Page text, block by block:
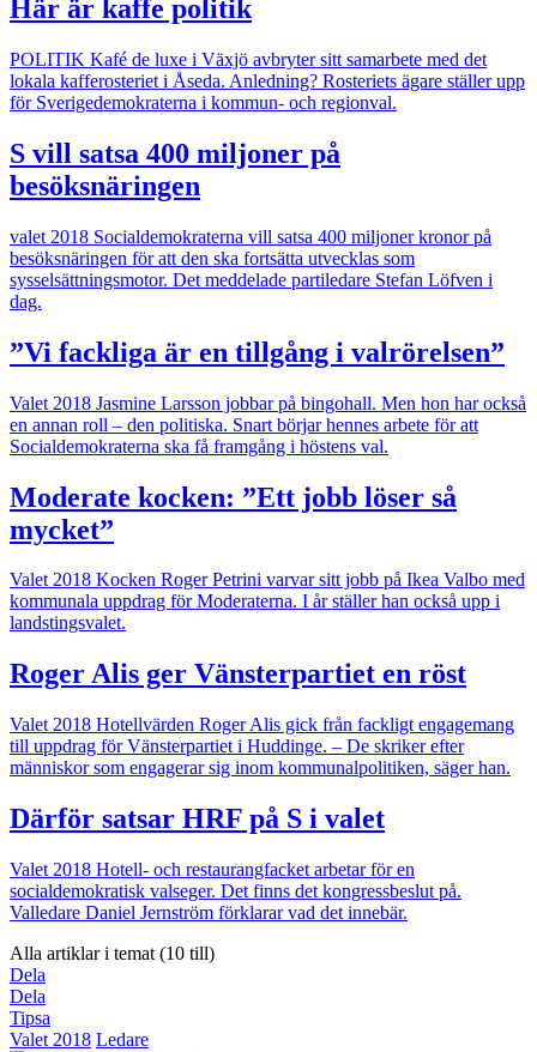
Här är kaffe politik
POLITIK Kafé de luxe i Växjö avbryter sitt samarbete med det
lokala kafferosteriet i Åseda. Anledning? Rosteriets ägare ställer upp
för Sverigedemokraterna i kommun- och regionval.
S vill satsa 400 miljoner på
besöksnäringen
valet 2018 Socialdemokraterna vill satsa 400 miljoner kronor på
besöksnäringen för att den ska fortsätta utvecklas som
sysselsättningsmotor. Det meddelade partiledare Stefan Löfven i
dag.
”Vi fackliga är en tillgång i valrörelsen”
Valet 2018 Jasmine Larsson jobbar på bingohall. Men hon har också
en annan roll – den politiska. Snart börjar hennes arbete för att
Socialdemokraterna ska få framgång i höstens val.
Moderate kocken: ”Ett jobb löser så
mycket”
Valet 2018 Kocken Roger Petrini varvar sitt jobb på Ikea Valbo med
kommunala uppdrag för Moderaterna. I år ställer han också upp i
landstingsvalet.
Roger Alis ger Vänsterpartiet en röst
Valet 2018 Hotellvärden Roger Alis gick från fackligt engagemang
till uppdrag för Vänsterpartiet i Huddinge. – De skriker efter
människor som engagerar sig inom kommunalpolitiken, säger han.
Därför satsar HRF på S i valet
Valet 2018 Hotell- och restaurangfacket arbetar för en
socialdemokratisk valseger. Det finns det kongressbeslut på.
Valledare Daniel Jernström förklarar vad det innebär.
Alla artiklar i temat (10 till)
Dela
Dela
Tipsa
Valet 2018 Ledare